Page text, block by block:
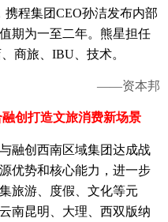
程集团CEO孙洁发布内部
期为一至二年。熊星担任
商旅、IBU、技术。
——资本邦
创打造文旅消费新场景
融创西南区域集团达成战
优势和核心能力，进一步
旅游、度假、文化等元
南昆明、大理、西双版纳